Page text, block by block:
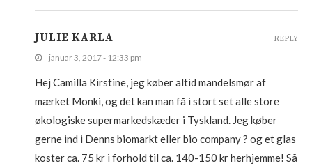
JULIE KARLA
januar 3, 2017 - 12:33 pm
Hej Camilla Kirstine, jeg køber altid mandelsmør af
mærket Monki, og det kan man få i stort set alle store
økologiske supermarkedskæder i Tyskland. Jeg køber
gerne ind i Denns biomarkt eller bio company ? og et glas
koster ca. 75 kr i forhold til ca. 140-150 kr herhjemme! Så
REPLY